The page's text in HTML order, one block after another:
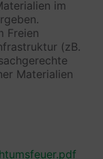
im
Freien
(zB.
Materialien